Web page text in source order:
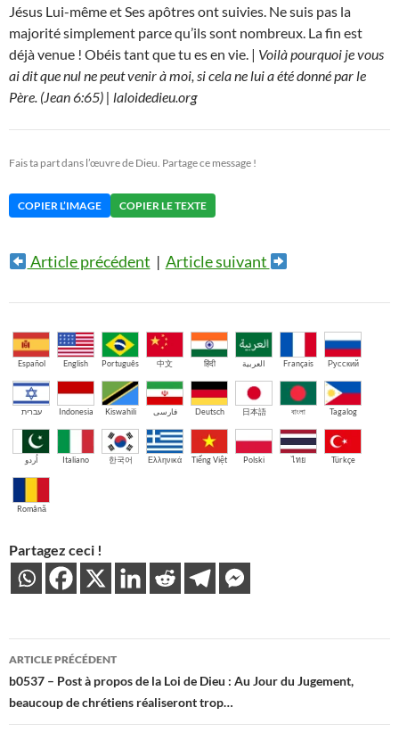
Jésus Lui-même et Ses apôtres ont suivies. Ne suis pas la
majorité simplement parce qu’ils sont nombreux. La fin est
déjà venue ! Obéis tant que tu es en vie. | Voilà pourquoi je vous
ai dit que nul ne peut venir à moi, si cela ne lui a été donné par le
Père. (Jean 6:65) | laloidedieu.org
Fais ta part dans l’œuvre de Dieu. Partage ce message !
COPIER L’IMAGE COPIER LE TEXTE
Article précédent | Article suivant
Español English Português 中文 हिंदी العربية Français Русский
עברית Indonesia Kiswahili فارسی Deutsch 日本語 বাংলা Tagalog
اُردو Italiano 한국어 Ελληνικά Tiếng Việt Polski ไทย Türkçe
Română
Partagez ceci !
Navigation
des
articles
ARTICLE PRÉCÉDENT
b0537 – Post à propos de la Loi de Dieu : Au Jour du Jugement,
beaucoup de chrétiens réaliseront trop…